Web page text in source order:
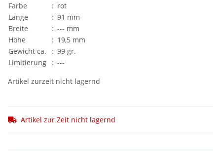
Farbe
: rot
Länge
: 91 mm
Breite
: --- mm
Höhe
: 19,5 mm
Gewicht ca.
: 99 gr.
Limitierung
: ---
Artikel zurzeit nicht lagernd
Artikel zur Zeit nicht lagernd